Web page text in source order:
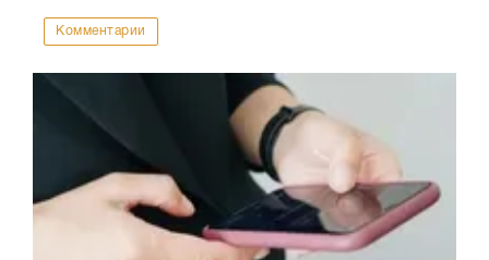
Комментарии